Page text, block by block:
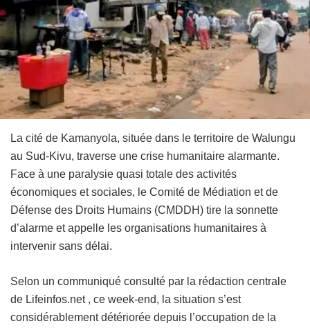
La cité de Kamanyola, située dans le territoire de Walungu
au Sud-Kivu, traverse une crise humanitaire alarmante.
Face à une paralysie quasi totale des activités
économiques et sociales, le Comité de Médiation et de
Défense des Droits Humains (CMDDH) tire la sonnette
d’alarme et appelle les organisations humanitaires à
intervenir sans délai.
Selon un communiqué consulté par la rédaction centrale
de Lifeinfos.net , ce week-end, la situation s’est
considérablement détériorée depuis l’occupation de la